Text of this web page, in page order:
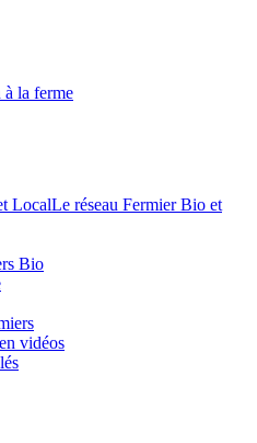
la ferme
Le réseau Fermier Bio et
Bio
vidéos